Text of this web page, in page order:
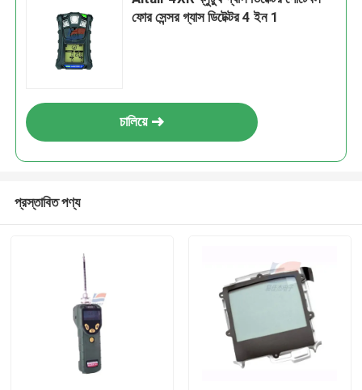
ফোর সেন্সর গ্যাস ডিটেক্টর 4 ইন 1
চালিয়ে
প্রস্তাবিত পণ্য